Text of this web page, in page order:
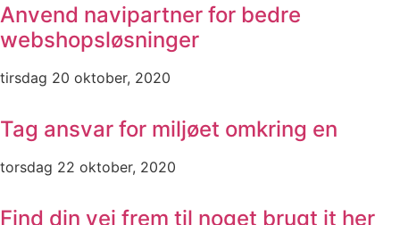
Anvend navipartner for bedre
webshopsløsninger
tirsdag 20 oktober, 2020
Tag ansvar for miljøet omkring en
torsdag 22 oktober, 2020
Find din vej frem til noget brugt it her